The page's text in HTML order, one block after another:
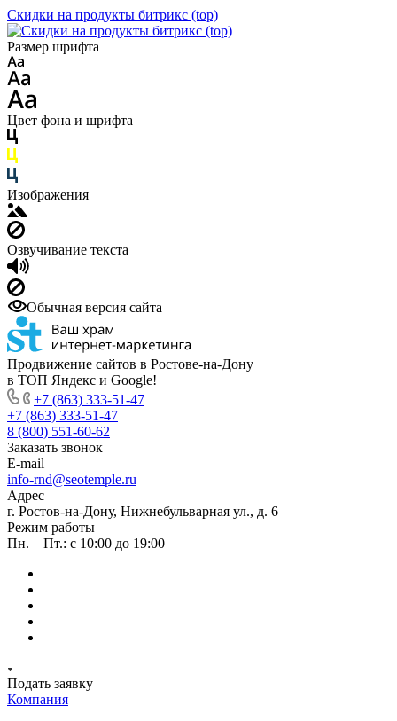
Скидки на продукты битрикс (top)
Размер шрифта
Цвет фона и шрифта
Изображения
Озвучивание текста
Обычная версия сайта
Продвижение сайтов в Ростове-на-Дону
в ТОП Яндекс и Google!
+7 (863) 333-51-47
+7 (863) 333-51-47
8 (800) 551-60-62
Заказать звонок
E-mail
info-rnd@seotemple.ru
Адрес
г. Ростов-на-Дону, Нижнебульварная ул., д. 6
Режим работы
Пн. – Пт.: с 10:00 до 19:00
Подать заявку
Компания